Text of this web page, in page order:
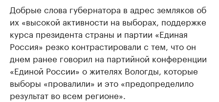
Добрые слова губернатора в адрес земляков об
их «высокой активности на выборах, поддержке
курса президента страны и партии «Единая
Россия» резко контрастировали с тем, что он
днем ранее говорил на партийной конференции
«Единой России» о жителях Вологды, которые
выборы «провалили» и это «предопределило
результат во всем регионе».